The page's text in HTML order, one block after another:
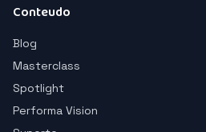
Conteudo
Blog
Masterclass
Spotlight
Performa Vision